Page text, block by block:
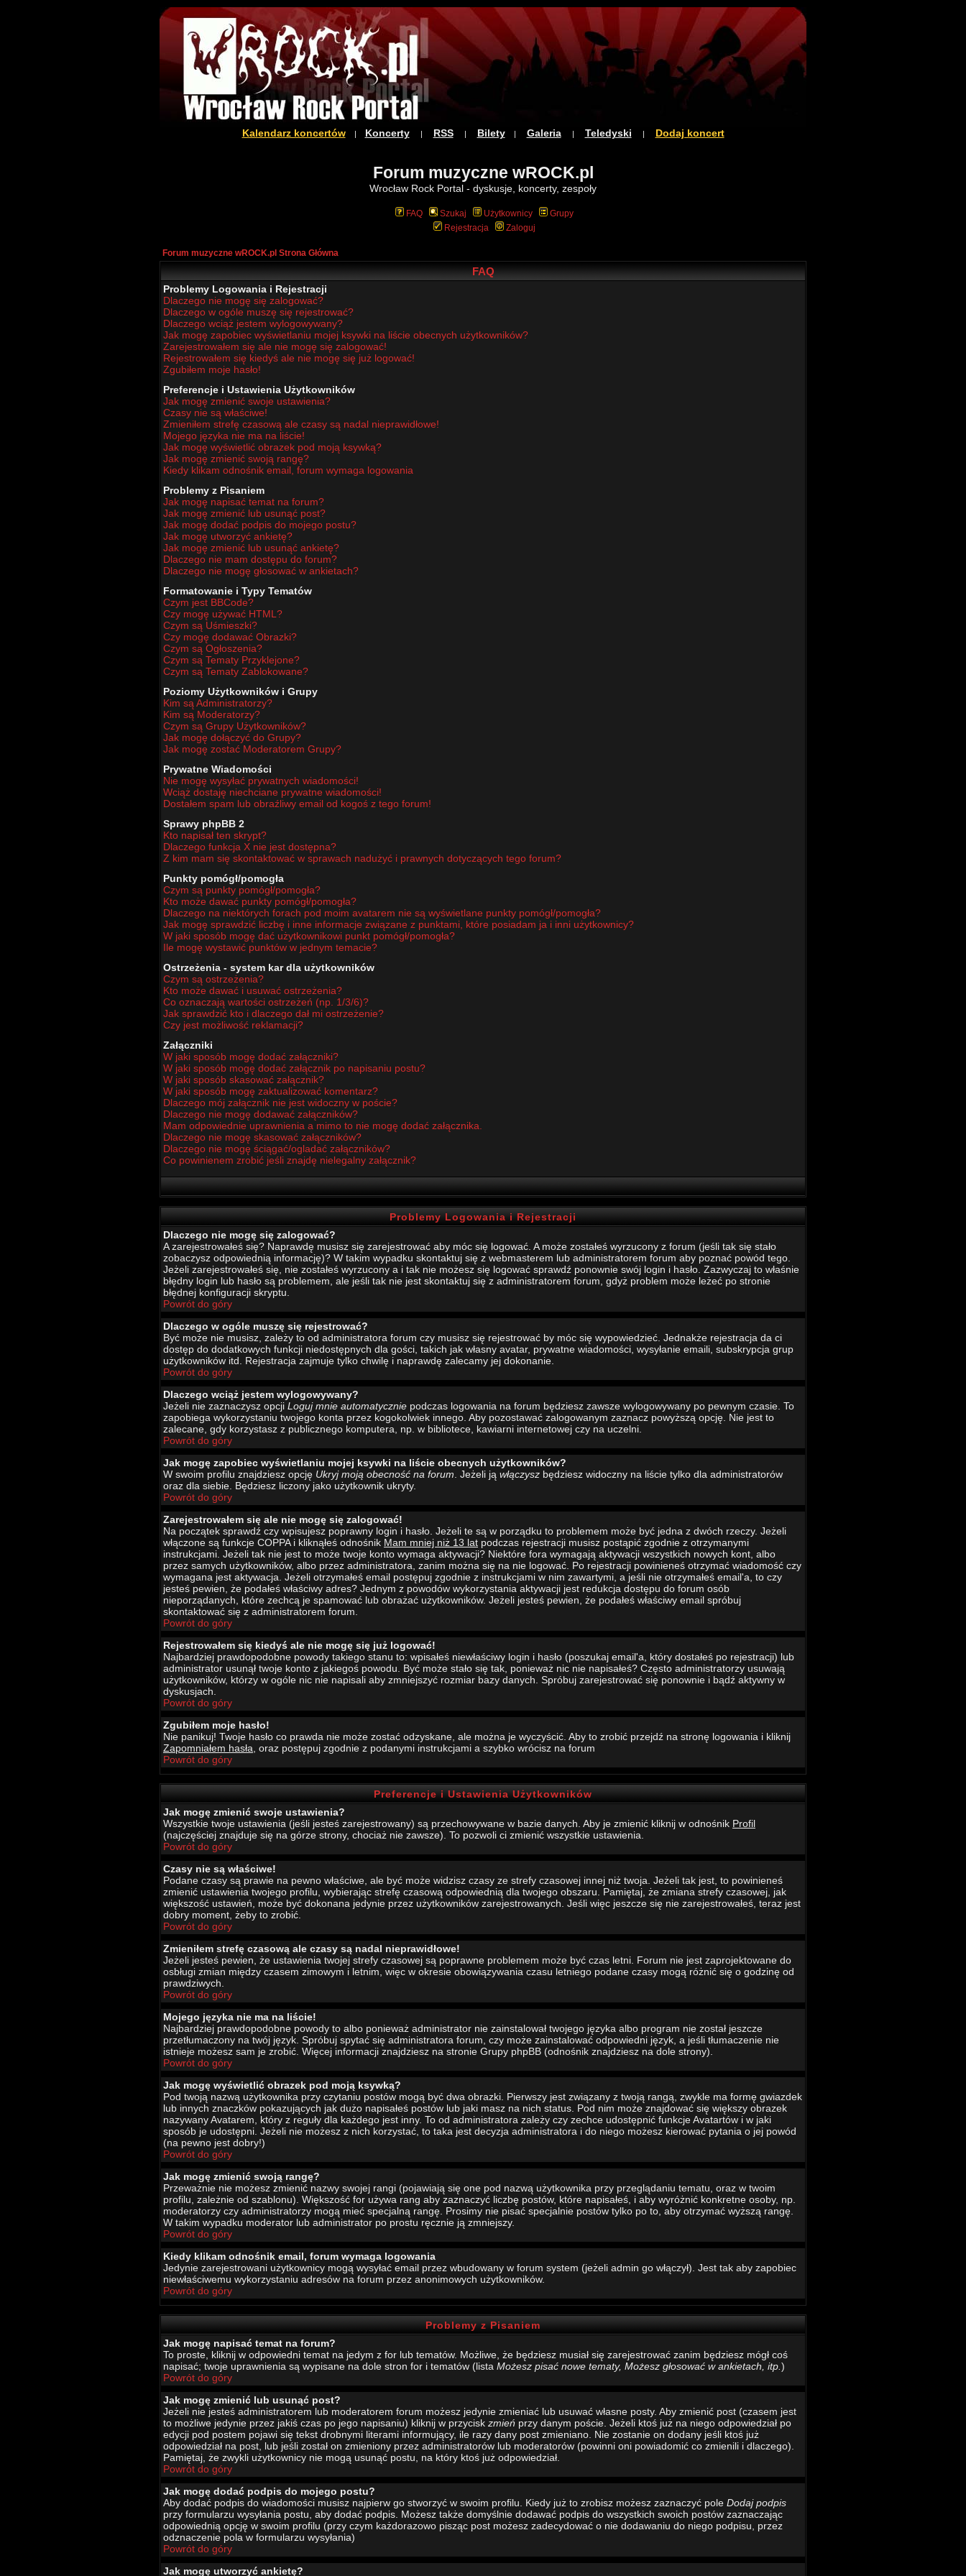
Kalendarz koncertów| Koncerty| RSS| Bilety| Galeria| Teledyski | Dodaj koncert
Forum muzyczne wROCK.pl
Wrocław Rock Portal - dyskusje, koncerty, zespoły
FAQ Szukaj Użytkownicy
Grupy
Rejestracja
Zaloguj
Forum muzyczne wROCK.pl Strona Główna
FAQ
Problemy Logowania i Rejestracji
Dlaczego nie mogę się zalogować?
Dlaczego w ogóle muszę się rejestrować?
Dlaczego wciąż jestem wylogowywany?
Jak mogę zapobiec wyświetlaniu mojej ksywki na liście obecnych użytkowników?
Zarejestrowałem się ale nie mogę się zalogować!
Rejestrowałem się kiedyś ale nie mogę się już logować!
Zgubiłem moje hasło!
Preferencje i Ustawienia Użytkowników
Jak mogę zmienić swoje ustawienia?
Czasy nie są właściwe!
Zmieniłem strefę czasową ale czasy są nadal nieprawidłowe!
Mojego języka nie ma na liście!
Jak mogę wyświetlić obrazek pod moją ksywką?
Jak mogę zmienić swoją rangę?
Kiedy klikam odnośnik email, forum wymaga logowania
Problemy z Pisaniem
Jak mogę napisać temat na forum?
Jak mogę zmienić lub usunąć post?
Jak mogę dodać podpis do mojego postu?
Jak mogę utworzyć ankietę?
Jak mogę zmienić lub usunąć ankietę?
Dlaczego nie mam dostępu do forum?
Dlaczego nie mogę głosować w ankietach?
Formatowanie i Typy Tematów
Czym jest BBCode?
Czy mogę używać HTML?
Czym są Uśmieszki?
Czy mogę dodawać Obrazki?
Czym są Ogłoszenia?
Czym są Tematy Przyklejone?
Czym są Tematy Zablokowane?
Poziomy Użytkowników i Grupy
Kim są Administratorzy?
Kim są Moderatorzy?
Czym są Grupy Użytkowników?
Jak mogę dołączyć do Grupy?
Jak mogę zostać Moderatorem Grupy?
Prywatne Wiadomości
Nie mogę wysyłać prywatnych wiadomości!
Wciąż dostaję niechciane prywatne wiadomości!
Dostałem spam lub obraźliwy email od kogoś z tego forum!
Sprawy phpBB 2
Kto napisał ten skrypt?
Dlaczego funkcja X nie jest dostępna?
Z kim mam się skontaktować w sprawach nadużyć i prawnych dotyczących tego forum?
Punkty pomógł/pomogła
Czym są punkty pomógł/pomogła?
Kto może dawać punkty pomógł/pomogła?
Dlaczego na niektórych forach pod moim avatarem nie są wyświetlane punkty pomógł/pomogła?
Jak mogę sprawdzić liczbę i inne informacje związane z punktami, które posiadam ja i inni użytkownicy?
W jaki sposób mogę dać użytkownikowi punkt pomógł/pomogła?
Ile mogę wystawić punktów w jednym temacie?
Ostrzeżenia - system kar dla użytkowników
Czym są ostrzeżenia?
Kto może dawać i usuwać ostrzeżenia?
Co oznaczają wartości ostrzeżeń (np. 1/3/6)?
Jak sprawdzić kto i dlaczego dał mi ostrzeżenie?
Czy jest możliwość reklamacji?
Załączniki
W jaki sposób mogę dodać załączniki?
W jaki sposób mogę dodać załącznik po napisaniu postu?
W jaki sposób skasować załącznik?
W jaki sposób mogę zaktualizować komentarz?
Dlaczego mój załącznik nie jest widoczny w poście?
Dlaczego nie mogę dodawać załączników?
Mam odpowiednie uprawnienia a mimo to nie mogę dodać załącznika.
Dlaczego nie mogę skasować załączników?
Dlaczego nie mogę ściągać/ogladać załączników?
Co powinienem zrobić jeśli znajdę nielegalny załącznik?
Problemy Logowania i Rejestracji
Dlaczego nie mogę się zalogować?
A zarejestrowałeś się? Naprawdę musisz się zarejestrować aby móc się logować. A może zostałeś wyrzucony z forum (jeśli tak się stało
zobaczysz odpowiednią informację)? W takim wypadku skontaktuj się z webmasterem lub administratorem forum aby poznać powód tego.
Jeżeli zarejestrowałeś się, nie zostałeś wyrzucony a i tak nie możesz się logować sprawdź ponownie swój login i hasło. Zazwyczaj to właśnie
błędny login lub hasło są problemem, ale jeśli tak nie jest skontaktuj się z administratorem forum, gdyż problem może leżeć po stronie
błędnej konfiguracji skryptu.
Powrót do góry
Dlaczego w ogóle muszę się rejestrować?
Być może nie musisz, zależy to od administratora forum czy musisz się rejestrować by móc się wypowiedzieć. Jednakże rejestracja da ci
dostęp do dodatkowych funkcji niedostępnych dla gości, takich jak własny avatar, prywatne wiadomości, wysyłanie emaili, subskrypcja grup
użytkowników itd. Rejestracja zajmuje tylko chwilę i naprawdę zalecamy jej dokonanie.
Powrót do góry
Dlaczego wciąż jestem wylogowywany?
Jeżeli nie zaznaczysz opcji Loguj mnie automatycznie podczas logowania na forum będziesz zawsze wylogowywany po pewnym czasie. To
zapobiega wykorzystaniu twojego konta przez kogokolwiek innego. Aby pozostawać zalogowanym zaznacz powyższą opcję. Nie jest to
zalecane, gdy korzystasz z publicznego komputera, np. w bibliotece, kawiarni internetowej czy na uczelni.
Powrót do góry
Jak mogę zapobiec wyświetlaniu mojej ksywki na liście obecnych użytkowników?
W swoim profilu znajdziesz opcję Ukryj moją obecność na forum . Jeżeli ją włączysz będziesz widoczny na liście tylko dla administratorów
oraz dla siebie. Będziesz liczony jako użytkownik ukryty.
Powrót do góry
Zarejestrowałem się ale nie mogę się zalogować!
Na początek sprawdź czy wpisujesz poprawny login i hasło. Jeżeli te są w porządku to problemem może być jedna z dwóch rzeczy. Jeżeli
włączone są funkcje COPPA i kliknąłeś odnośnik Mam mniej niż 13 lat podczas rejestracji musisz postąpić zgodnie z otrzymanymi
instrukcjami. Jeżeli tak nie jest to może twoje konto wymaga aktywacji? Niektóre fora wymagają aktywacji wszystkich nowych kont, albo
przez samych użytkowników, albo przez administratora, zanim można się na nie logować. Po rejestracji powinieneś otrzymać wiadomość czy
wymagana jest aktywacja. Jeżeli otrzymałeś email postępuj zgodnie z instrukcjami w nim zawartymi, a jeśli nie otrzymałeś email'a, to czy
jesteś pewien, że podałeś właściwy adres? Jednym z powodów wykorzystania aktywacji jest redukcja dostępu do forum osób
nieporządanych, które zechcą je spamować lub obrażać użytkowników. Jeżeli jesteś pewien, że podałeś właściwy email spróbuj
skontaktować się z administratorem forum.
Powrót do góry
Rejestrowałem się kiedyś ale nie mogę się już logować!
Najbardziej prawdopodobne powody takiego stanu to: wpisałeś niewłaściwy login i hasło (poszukaj email'a, który dostałeś po rejestracji) lub
administrator usunął twoje konto z jakiegoś powodu. Być może stało się tak, ponieważ nic nie napisałeś? Często administratorzy usuwają
użytkowników, którzy w ogóle nic nie napisali aby zmniejszyć rozmiar bazy danych. Spróbuj zarejestrować się ponownie i bądź aktywny w
dyskusjach.
Powrót do góry
Zgubiłem moje hasło!
Nie panikuj! Twoje hasło co prawda nie może zostać odzyskane, ale można je wyczyścić. Aby to zrobić przejdź na stronę logowania i kliknij
Zapomniałem hasła , oraz postępuj zgodnie z podanymi instrukcjami a szybko wrócisz na forum
Powrót do góry
Preferencje i Ustawienia Użytkowników
Jak mogę zmienić swoje ustawienia?
Wszystkie twoje ustawienia (jeśli jesteś zarejestrowany) są przechowywane w bazie danych. Aby je zmienić kliknij w odnośnik Profil
(najczęściej znajduje się na górze strony, chociaż nie zawsze). To pozwoli ci zmienić wszystkie ustawienia.
Powrót do góry
Czasy nie są właściwe!
Podane czasy są prawie na pewno właściwe, ale być może widzisz czasy ze strefy czasowej innej niż twoja. Jeżeli tak jest, to powinieneś
zmienić ustawienia twojego profilu, wybierając strefę czasową odpowiednią dla twojego obszaru. Pamiętaj, że zmiana strefy czasowej, jak
większość ustawień, może być dokonana jedynie przez użytkowników zarejestrowanych. Jeśli więc jeszcze się nie zarejestrowałeś, teraz jest
dobry moment, żeby to zrobić.
Powrót do góry
Zmieniłem strefę czasową ale czasy są nadal nieprawidłowe!
Jeżeli jesteś pewien, że ustawienia twojej strefy czasowej są poprawne problemem może być czas letni. Forum nie jest zaprojektowane do
osbługi zmian między czasem zimowym i letnim, więc w okresie obowiązywania czasu letniego podane czasy mogą różnić się o godzinę od
prawdziwych.
Powrót do góry
Mojego języka nie ma na liście!
Najbardziej prawdopodobne powody to albo ponieważ administrator nie zainstalował twojego języka albo program nie został jeszcze
przetłumaczony na twój język. Spróbuj spytać się administratora forum, czy może zainstalować odpowiedni język, a jeśli tłumaczenie nie
istnieje możesz sam je zrobić. Więcej informacji znajdziesz na stronie Grupy phpBB (odnośnik znajdziesz na dole strony).
Powrót do góry
Jak mogę wyświetlić obrazek pod moją ksywką?
Pod twoją nazwą użytkownika przy czytaniu postów mogą być dwa obrazki. Pierwszy jest związany z twoją rangą, zwykle ma formę gwiazdek
lub innych znaczków pokazujących jak dużo napisałeś postów lub jaki masz na nich status. Pod nim może znajdować się większy obrazek
nazywany Avatarem, który z reguły dla każdego jest inny. To od administratora zależy czy zechce udostępnić funkcje Avatartów i w jaki
sposób je udostępni. Jeżeli nie możesz z nich korzystać, to taka jest decyzja administratora i do niego możesz kierować pytania o jej powód
(na pewno jest dobry!)
Powrót do góry
Jak mogę zmienić swoją rangę?
Przeważnie nie możesz zmienić nazwy swojej rangi (pojawiają się one pod nazwą użytkownika przy przeglądaniu tematu, oraz w twoim
profilu, zależnie od szablonu). Większość for używa rang aby zaznaczyć liczbę postów, które napisałeś, i aby wyróżnić konkretne osoby, np.
moderatorzy czy administratorzy mogą mieć specjalną rangę. Prosimy nie pisać specjalnie postów tylko po to, aby otrzymać wyższą rangę.
W takim wypadku moderator lub administrator po prostu ręcznie ją zmniejszy.
Powrót do góry
Kiedy klikam odnośnik email, forum wymaga logowania
Jedynie zarejestrowani użytkownicy mogą wysyłać email przez wbudowany w forum system (jeżeli admin go włączył). Jest tak aby zapobiec
niewłaściwemu wykorzystaniu adresów na forum przez anonimowych użytkowników.
Powrót do góry
Problemy z Pisaniem
Jak mogę napisać temat na forum?
To proste, kliknij w odpowiedni temat na jedym z for lub tematów. Możliwe, że będziesz musiał się zarejestrować zanim będziesz mógł coś
napisać; twoje uprawnienia są wypisane na dole stron for i tematów (lista Możesz pisać nowe tematy, Możesz głosować w ankietach, itp. )
Powrót do góry
Jak mogę zmienić lub usunąć post?
Jeżeli nie jesteś administratorem lub moderatorem forum możesz jedynie zmieniać lub usuwać własne posty. Aby zmienić post (czasem jest
to możliwe jedynie przez jakiś czas po jego napisaniu) kliknij w przycisk zmień przy danym poście. Jeżeli ktoś już na niego odpowiedział po
edycji pod postem pojawi się tekst drobnymi literami informujący, ile razy dany post zmieniano. Nie zostanie on dodany jeśli ktoś już
odpowiedział na post, lub jeśli został on zmieniony przez administratorów lub moderatorów (powinni oni powiadomić co zmienili i dlaczego).
Pamiętaj, że zwykli użytkownicy nie mogą usunąć postu, na który ktoś już odpowiedział.
Powrót do góry
Jak mogę dodać podpis do mojego postu?
Aby dodać podpis do wiadomości musisz najpierw go stworzyć w swoim profilu. Kiedy już to zrobisz możesz zaznaczyć pole Dodaj podpis
przy formularzu wysyłania postu, aby dodać podpis. Możesz także domyślnie dodawać podpis do wszystkich swoich postów zaznaczając
odpowiednią opcję w swoim profilu (przy czym każdorazowo pisząc post możesz zadecydować o nie dodawaniu do niego podpisu, przez
odznaczenie pola w formularzu wysyłania)
Powrót do góry
Jak mogę utworzyć ankietę?